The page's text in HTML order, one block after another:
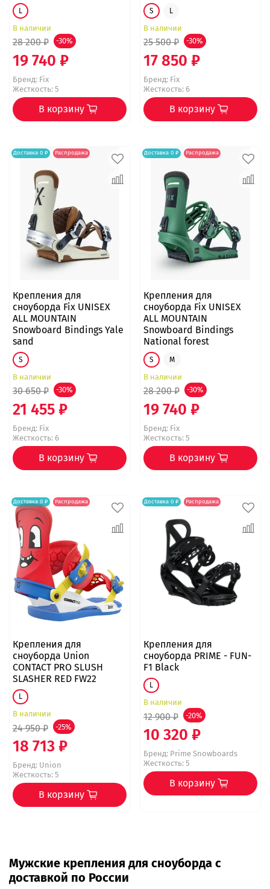
L
В наличии
28 200 ₽ -30%
19 740 ₽
Бренд:Fix
Жесткость: 5
В корзину
S L
В наличии
25 500 ₽ -30%
17 850 ₽
Бренд:Fix
Жесткость: 6
В корзину
Доставка 0 ₽ Распродажа
Крепления для
сноуборда Fix UNISEX
ALL MOUNTAIN
Snowboard Bindings Yale
sand
S
В наличии
30 650 ₽ -30%
21 455 ₽
Бренд:Fix
Жесткость: 6
В корзину
Доставка 0 ₽ Распродажа
Крепления для
сноуборда Fix UNISEX
ALL MOUNTAIN
Snowboard Bindings
National forest
S M
В наличии
28 200 ₽ -30%
19 740 ₽
Бренд:Fix
Жесткость: 5
В корзину
Доставка 0 ₽ Распродажа
Крепления для
сноуборда Union
CONTACT PRO SLUSH
SLASHER RED FW22
L
В наличии
24 950 ₽ -25%
18 713 ₽
Бренд:Union
Жесткость: 5
В корзину
Доставка 0 ₽ Распродажа
Крепления для
сноуборда PRIME - FUN-
F1 Black
L
В наличии
12 900 ₽ -20%
10 320 ₽
Бренд:Prime Snowboards
Жесткость: 5
В корзину
Мужские крепления для сноуборда с
доставкой по России